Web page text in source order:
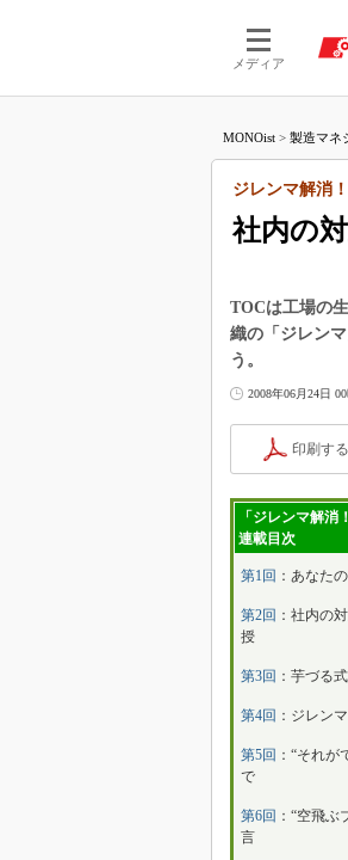
メディア
MONOist > 製造マネ
社内の
ジレンマ解消
TOCは工場の
織の「ジレン
う。
2008年06月24日
印刷する
「ジレンマ解消
連載目次
第1回 ：あなた
第2回 ：社内の
授
第3回 ：芋づる
第4回 ：ジレン
第5回 ：“それ
で
第6回 ：“空飛
言